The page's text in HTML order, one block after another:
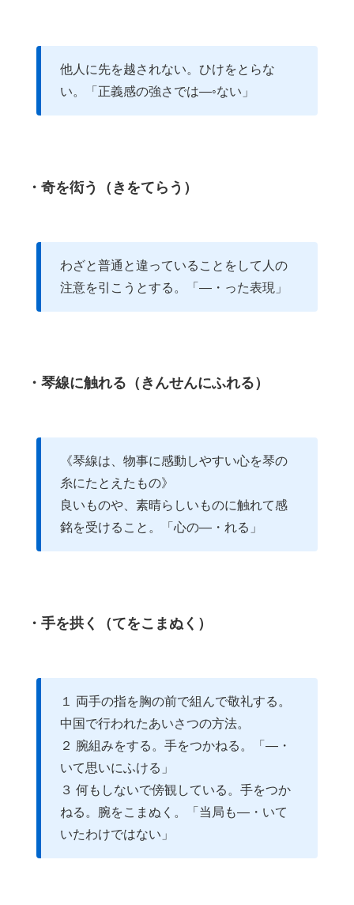
他人に先を越されない。ひけをとらな
い。「正義感の強さでは―◦ない」
・奇を衒う（きをてらう）
わざと普通と違っていることをして人の
注意を引こうとする。「―・った表現」
・琴線に触れる（きんせんにふれる）
《琴線は、物事に感動しやすい心を琴の
糸にたとえたもの》
良いものや、素晴らしいものに触れて感
銘を受けること。「心の―・れる」
・手を拱く（てをこまぬく）
１ 両手の指を胸の前で組んで敬礼する。
中国で行われたあいさつの方法。
２ 腕組みをする。手をつかねる。「―・
いて思いにふける」
３ 何もしないで傍観している。手をつか
ねる。腕をこまぬく。「当局も―・いて
いたわけではない」